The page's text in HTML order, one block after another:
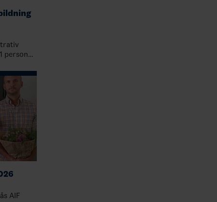
person
rutin…
AIF